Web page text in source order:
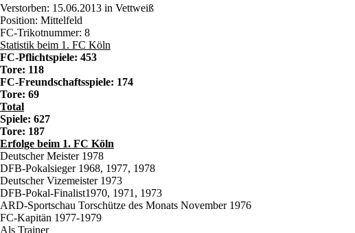
Verstorben: 15.06.2013 in Vettweiß
Position: Mittelfeld
FC-Trikotnummer: 8
Statistik beim 1. FC Köln
FC-Pflichtspiele: 453
Tore: 118
FC-Freundschaftsspiele: 174
Tore: 69
Total
Spiele: 627
Tore: 187
Erfolge beim 1. FC Köln
Deutscher Meister 1978
DFB-Pokalsieger 1968, 1977, 1978
Deutscher Vizemeister 1973
DFB-Pokal-Finalist1970, 1971, 1973
ARD-Sportschau Torschütze des Monats November 1976
FC-Kapitän 1977-1979
Als Trainer